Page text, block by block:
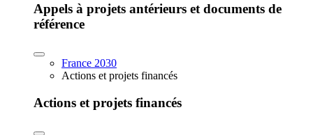
Appels à projets antérieurs et documents de
référence
France 2030
Actions et projets financés
Actions et projets financés